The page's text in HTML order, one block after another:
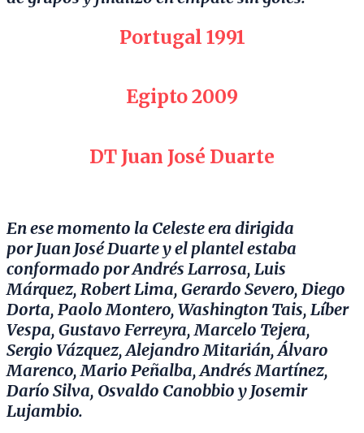
Portugal 1991
Egipto 2009
DT Juan José Duarte
En ese momento la Celeste era dirigida
por Juan José Duarte y el plantel estaba
conformado por Andrés Larrosa, Luis
Márquez, Robert Lima, Gerardo Severo, Diego
Dorta, Paolo Montero, Washington Tais, Líber
Vespa, Gustavo Ferreyra, Marcelo Tejera,
Sergio Vázquez, Alejandro Mitarián, Álvaro
Marenco, Mario Peñalba, Andrés Martínez,
Darío Silva, Osvaldo Canobbio y Josemir
Lujambio.